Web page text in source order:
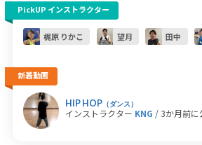
PickUP インストラクター
梶原 りかこ 望月 田中
新着動画
HIP HOP （ダンス）
インストラクター KNG / 3か月前に